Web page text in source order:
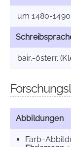
um 1480-
bair.-österr.
Abbildungen
Farb-